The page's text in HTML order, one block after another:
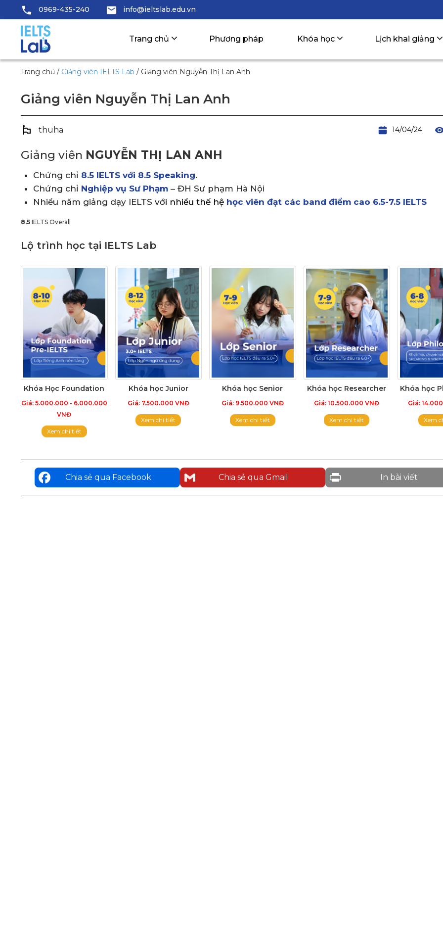
0969-435-240 info@ieltslab.edu.vn
Trang chủ Phương pháp Khóa học Lịch khai giảng
Trang chủ / Giảng viên IELTS Lab / Giảng viên Nguyễn Thị Lan Anh
Giảng viên Nguyễn Thị Lan Anh
thuha 14/04/24
Giảng viên NGUYỄN THỊ LAN ANH
Chứng chỉ 8.5 IELTS với 8.5 Speaking.
Chứng chỉ Nghiệp vụ Sư Phạm – ĐH Sư phạm Hà Nội
Nhiều năm giảng dạy IELTS với nhiều thế hệ học viên đạt các band điểm cao 6.5-7.5 IELTS
8.5 IELTS Overall
Lộ trình học tại IELTS Lab
Khóa Học Foundation
Giá: 5.000.000 - 6.000.000
VNĐ
Xem chi tiết
Khóa học Junior
Giá: 7.500.000 VNĐ
Xem chi tiết
Khóa học Senior
Giá: 9.500.000 VNĐ
Xem chi tiết
Khóa học Researcher
Giá: 10.500.000 VNĐ
Xem chi tiết
Khóa học
Giá:
Xem
Chia sẻ qua Facebook Chia sẻ qua Gmail In bài viết